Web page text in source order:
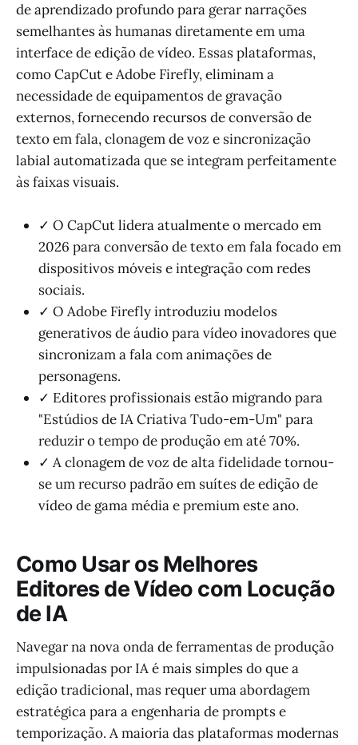
de aprendizado profundo para gerar narrações
semelhantes às humanas diretamente em uma
interface de edição de vídeo. Essas plataformas,
como CapCut e Adobe Firefly, eliminam a
necessidade de equipamentos de gravação
externos, fornecendo recursos de conversão de
texto em fala, clonagem de voz e sincronização
labial automatizada que se integram perfeitamente
às faixas visuais.
✓ O CapCut lidera atualmente o mercado em
2026 para conversão de texto em fala focado em
dispositivos móveis e integração com redes
sociais.
✓ O Adobe Firefly introduziu modelos
generativos de áudio para vídeo inovadores que
sincronizam a fala com animações de
personagens.
✓ Editores profissionais estão migrando para
"Estúdios de IA Criativa Tudo-em-Um" para
reduzir o tempo de produção em até 70%.
✓ A clonagem de voz de alta fidelidade tornou-
se um recurso padrão em suítes de edição de
vídeo de gama média e premium este ano.
Como Usar os Melhores
Editores de Vídeo com Locução
de IA
Navegar na nova onda de ferramentas de produção
impulsionadas por IA é mais simples do que a
edição tradicional, mas requer uma abordagem
estratégica para a engenharia de prompts e
temporização. A maioria das plataformas modernas